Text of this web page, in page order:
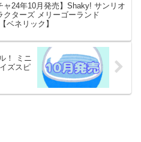
ャ24年10月発売】Shaky! サンリオ
クターズ メリーゴーランド
ベネリック】
！ ミニ
ズスピ